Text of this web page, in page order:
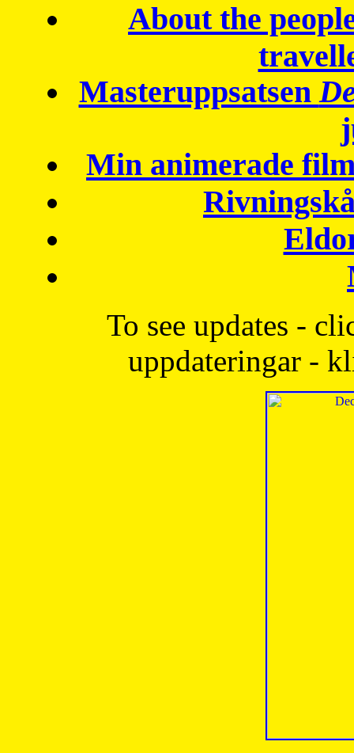
About the
Masteruppsatsen
Min animerade
To see updates -
uppdateringar -